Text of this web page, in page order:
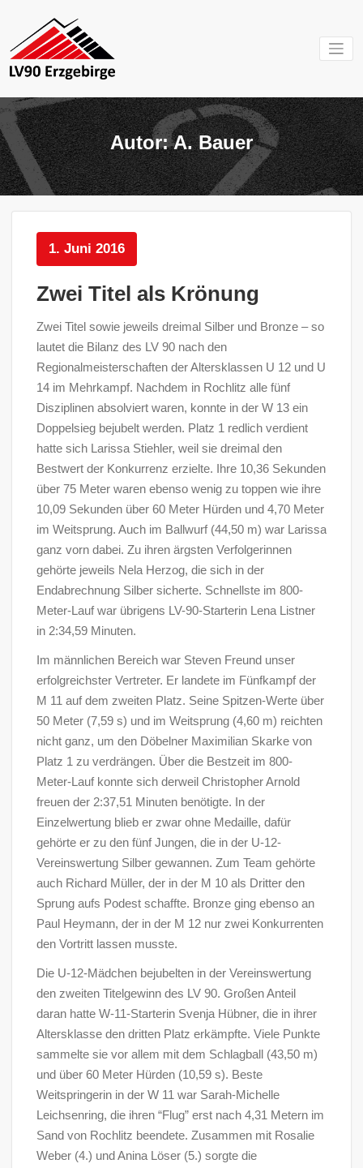
springen
e.V.
Mein Verein im
Autor:A. Bauer
1. Juni 2016
Zwei Titel als Krönung
Zwei Titel sowie jeweils dreimal Silber und Bronze – so
lautet die Bilanz des LV 90 nach den
Regionalmeisterschaften der Altersklassen U 12 und U
14 im Mehrkampf. Nachdem in Rochlitz alle fünf
Disziplinen absolviert waren, konnte in der W 13 ein
Doppelsieg bejubelt werden. Platz 1 redlich verdient
hatte sich Larissa Stiehler, weil sie dreimal den
Bestwert der Konkurrenz erzielte. Ihre 10,36 Sekunden
über 75 Meter waren ebenso wenig zu toppen wie ihre
10,09 Sekunden über 60 Meter Hürden und 4,70 Meter
im Weitsprung. Auch im Ballwurf (44,50 m) war Larissa
ganz vorn dabei. Zu ihren ärgsten Verfolgerinnen
gehörte jeweils Nela Herzog, die sich in der
Endabrechnung Silber sicherte. Schnellste im 800-
Meter-Lauf war übrigens LV-90-Starterin Lena Listner
in 2:34,59 Minuten.
Im männlichen Bereich war Steven Freund unser
erfolgreichster Vertreter. Er landete im Fünfkampf der
M 11 auf dem zweiten Platz. Seine Spitzen-Werte über
50 Meter (7,59 s) und im Weitsprung (4,60 m) reichten
nicht ganz, um den Döbelner Maximilian Skarke von
Platz 1 zu verdrängen. Über die Bestzeit im 800-
Meter-Lauf konnte sich derweil Christopher Arnold
freuen der 2:37,51 Minuten benötigte. In der
Einzelwertung blieb er zwar ohne Medaille, dafür
gehörte er zu den fünf Jungen, die in der U-12-
Vereinswertung Silber gewannen. Zum Team gehörte
auch Richard Müller, der in der M 10 als Dritter den
Sprung aufs Podest schaffte. Bronze ging ebenso an
Paul Heymann, der in der M 12 nur zwei Konkurrenten
den Vortritt lassen musste.
Die U-12-Mädchen bejubelten in der Vereinswertung
den zweiten Titelgewinn des LV 90. Großen Anteil
daran hatte W-11-Starterin Svenja Hübner, die in ihrer
Altersklasse den dritten Platz erkämpfte. Viele Punkte
sammelte sie vor allem mit dem Schlagball (43,50 m)
und über 60 Meter Hürden (10,59 s). Beste
Weitspringerin in der W 11 war Sarah-Michelle
Leichsenring, die ihren “Flug” erst nach 4,31 Metern im
Sand von Rochlitz beendete. Zusammen mit Rosalie
Weber (4.) und Anina Löser (5.) sorgte die